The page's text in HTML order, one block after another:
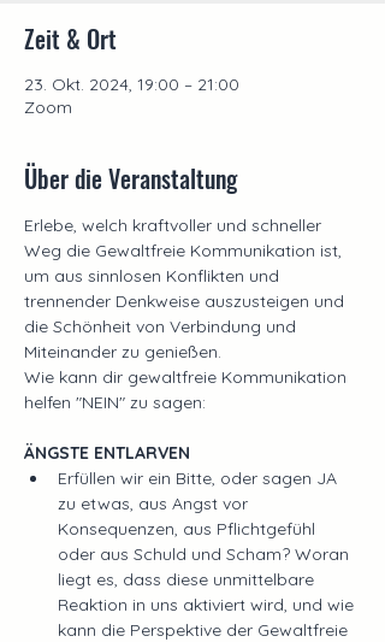
Zeit & Ort
23. Okt. 2024, 19:00 – 21:00
Zoom
Über die Veranstaltung
Erlebe, welch kraftvoller und schneller
Weg die Gewaltfreie Kommunikation ist,
um aus sinnlosen Konflikten und
trennender Denkweise auszusteigen und
die Schönheit von Verbindung und
Miteinander zu genießen.
Wie kann dir gewaltfreie Kommunikation
helfen "NEIN" zu sagen:
ÄNGSTE ENTLARVEN
Erfüllen wir ein Bitte, oder sagen JA
zu etwas, aus Angst vor
Konsequenzen, aus Pflichtgefühl
oder aus Schuld und Scham? Woran
liegt es, dass diese unmittelbare
Reaktion in uns aktiviert wird, und wie
kann die Perspektive der Gewaltfreie